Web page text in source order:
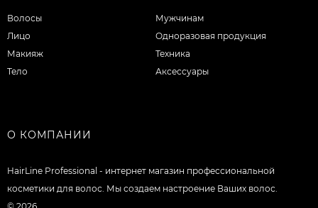
Волосы
Лицо
Макияж
Тело
Мужчинам
Одноразовая продукция
Техника
Аксессуары
О КОМПАНИИ
HairLine Professional - интернет магазин профессиональной
косметики для волос. Мы создаем настроение Ваших волос.